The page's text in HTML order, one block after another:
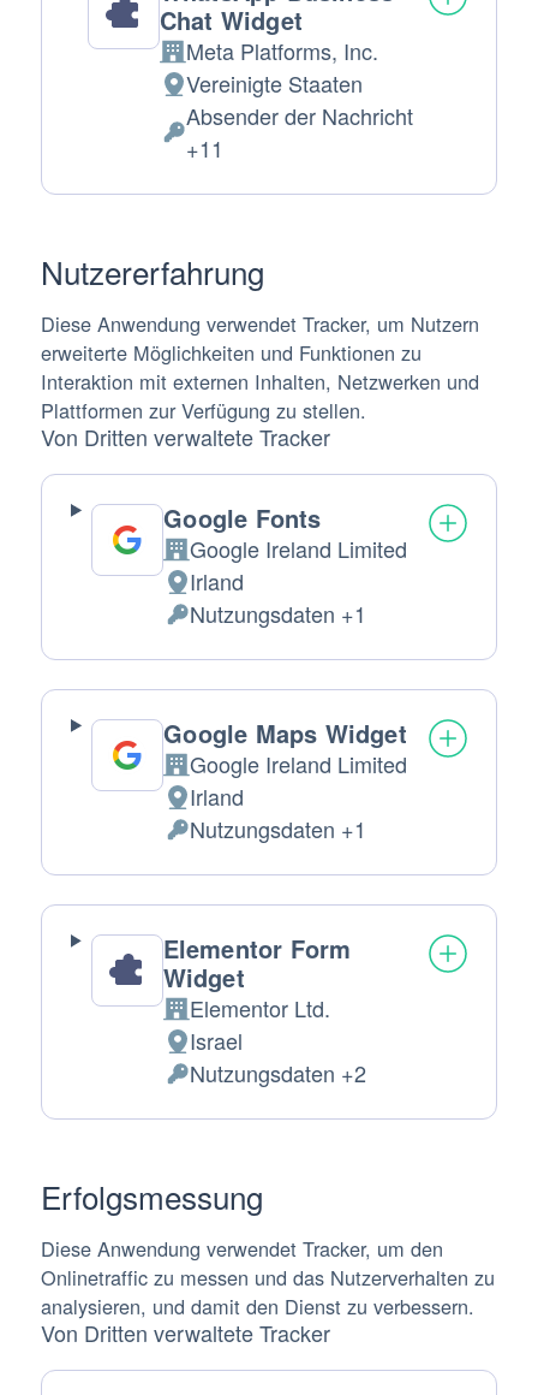
Chat Widget
Firma:Meta Platforms, Inc.
Verarbeitungsort:
Vereinigte Staaten
Verarbeitete
Absender der Nachricht
+11
Nutzererfahrung
Diese Anwendung verwendet Tracker, um Nutzern
erweiterte Möglichkeiten und Funktionen zu
Interaktion mit externen Inhalten, Netzwerken und
Plattformen zur Verfügung zu stellen.
Von Dritten verwaltete Tracker
Google Fonts
Firma:
Google Ireland Limited
Verarbeitungsort:
Irland
Verarbeitete
personenbezogene
Daten:
Nutzungsdaten +1
Google Maps Widget
Firma:
Google Ireland Limited
Verarbeitungsort:
Irland
Verarbeitete
personenbezogene
Daten:
Nutzungsdaten +1
Elementor Form
Widget
Firma:Elementor Ltd.
Verarbeitungsort:
Israel
Verarbeitete
personenbezogene
Nutzungsdaten +2
Erfolgsmessung
Diese Anwendung verwendet Tracker, um den
Onlinetraffic zu messen und das Nutzerverhalten zu
analysieren, und damit den Dienst zu verbessern.
Von Dritten verwaltete Tracker